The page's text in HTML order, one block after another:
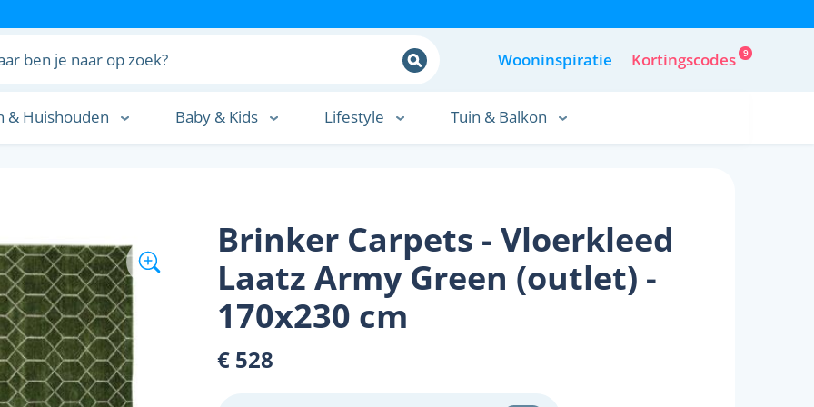
Wooninspiratie Kortingscodes 9
& Huishouden Baby & Kids Lifestyle Tuin & Balkon
Brinker Carpets - Vloerkleed
Laatz Army Green (outlet) -
170x230 cm
€ 528